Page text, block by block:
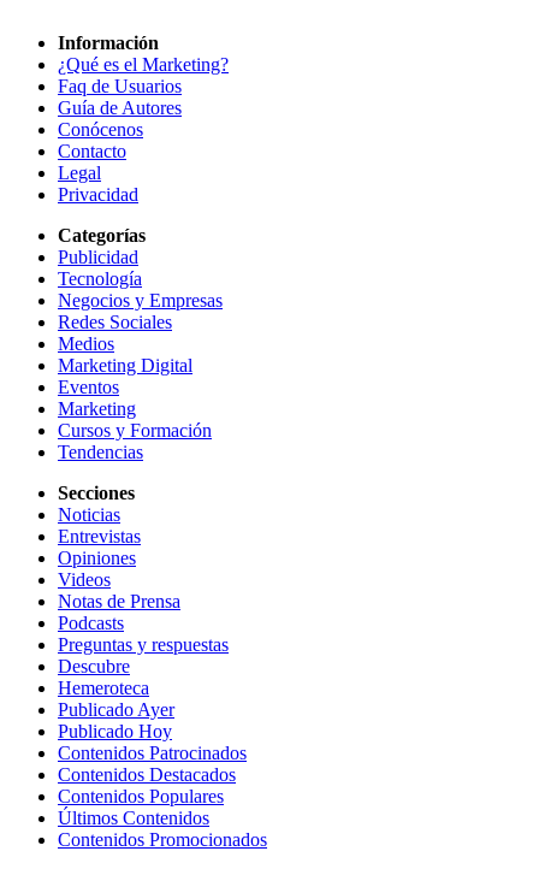
Información
¿Qué es el Marketing?
Faq de Usuarios
Guía de Autores
Conócenos
Contacto
Legal
Privacidad
Categorías
Publicidad
Tecnología
Negocios y Empresas
Redes Sociales
Medios
Marketing Digital
Eventos
Marketing
Cursos y Formación
Tendencias
Secciones
Noticias
Entrevistas
Opiniones
Videos
Notas de Prensa
Podcasts
Preguntas y respuestas
Descubre
Hemeroteca
Publicado Ayer
Publicado Hoy
Contenidos Patrocinados
Contenidos Destacados
Contenidos Populares
Últimos Contenidos
Contenidos Promocionados